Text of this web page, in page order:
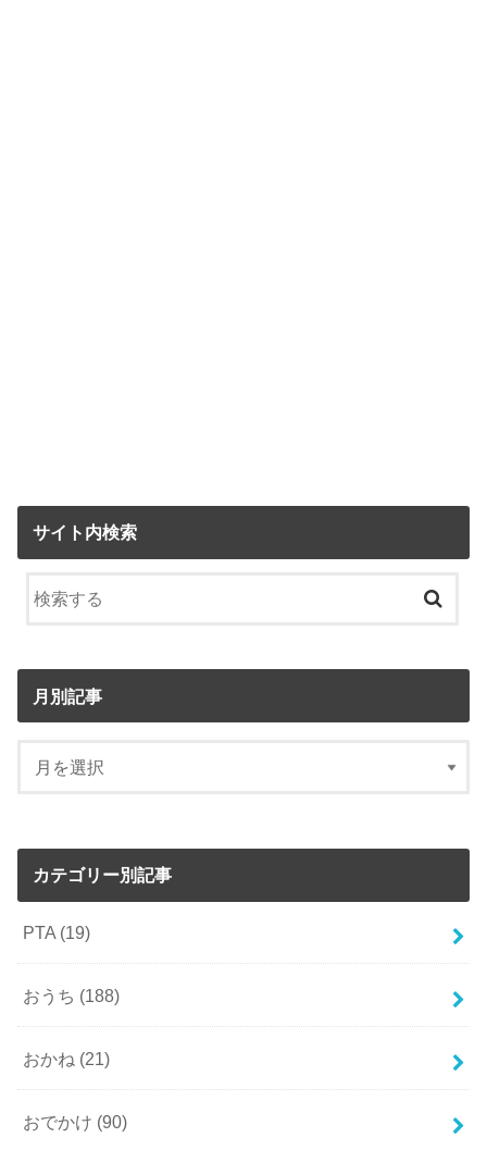
サイト内検索
月別記事
カテゴリー別記事
PTA (19)
おうち (188)
おかね (21)
おでかけ (90)